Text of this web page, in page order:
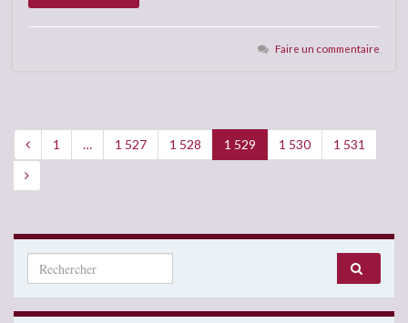
Faire un commentaire
1 … 1 527 1 528 1 529 1 530 1 531
Search for: